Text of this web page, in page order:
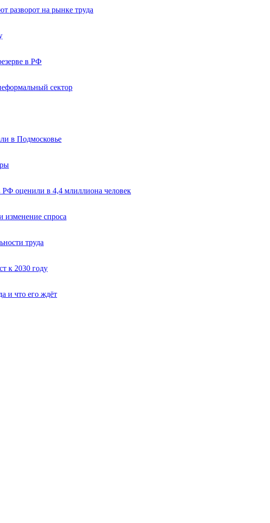
разворот на рынке труда
в РФ
сектор
в Подмосковье
оценили в 4,4 млиллиона человек
изменение спроса
труда
к 2030 году
и что его ждёт